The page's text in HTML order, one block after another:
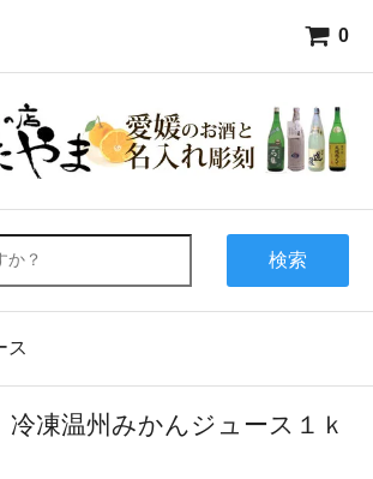
0
検索
ス
凍温州みかんジュース１ｋ